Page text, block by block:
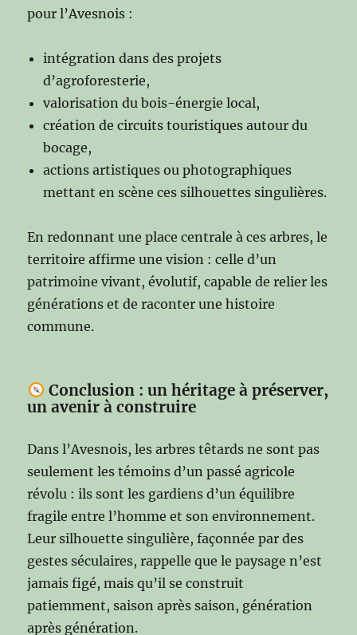
pour l’Avesnois :
intégration dans des projets
d’agroforesterie,
valorisation du bois-énergie local,
création de circuits touristiques autour du
bocage,
actions artistiques ou photographiques
mettant en scène ces silhouettes singulières.
En redonnant une place centrale à ces arbres, le
territoire affirme une vision : celle d’un
patrimoine vivant, évolutif, capable de relier les
générations et de raconter une histoire
commune.
Conclusion : un héritage à préserver,
un avenir à construire
Dans l’Avesnois, les arbres têtards ne sont pas
seulement les témoins d’un passé agricole
révolu : ils sont les gardiens d’un équilibre
fragile entre l’homme et son environnement.
Leur silhouette singulière, façonnée par des
gestes séculaires, rappelle que le paysage n’est
jamais figé, mais qu’il se construit
patiemment, saison après saison, génération
après génération.